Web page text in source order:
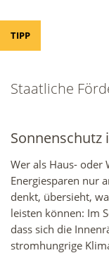
TIPP
Staatliche
Sonnenschutz
Wer als Haus- oder
Energiesparen nur
denkt, übersieht,
leisten können: Im
dass sich die
stromhungrige